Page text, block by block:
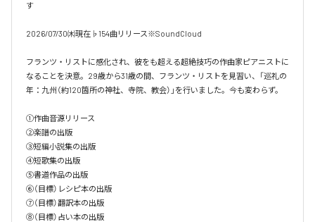
す
2026/07/30㈭現在♭154曲リリース※SoundCloud
フランツ・リストに感化され、彼をも超える超絶技巧の作曲家ピアニストに
なることを決意。29歳から31歳の間、フランツ・リストを見習い、「巡礼の
年：九州（約120箇所の神社、寺院、教会）」を行いました。今も変わらず。
①作曲音源リリース
②楽譜の出版
③短編小説集の出版
④短歌集の出版
⑤書道作品の出版
⑥（目標）レシピ本の出版
⑦（目標）翻訳本の出版
⑧（目標）占い本の出版